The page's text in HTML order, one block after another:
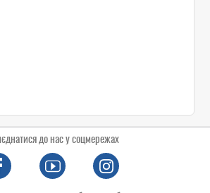
до нас у соцмережах